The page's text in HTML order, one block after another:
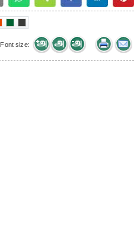
Font size: